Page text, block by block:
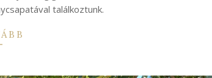
találkoztunk.